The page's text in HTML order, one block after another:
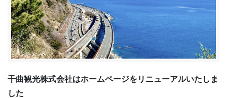
千曲観光株式会社はホームページをリニューアルいたしま
した